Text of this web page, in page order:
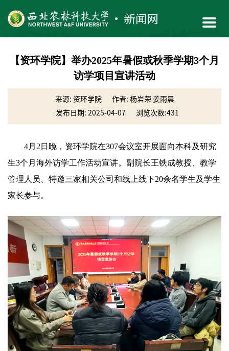
【资环学院】举办2025年暑假或秋季学期3个月
访学项目宣讲活动
来源: 资环学院
作者: 杨岩荣 姜雨晨
发布日期: 2025-04-07
浏览次数:431
4月2日晚，资环学院在307会议室开展面向本科及研究
生3个月海外访学工作活动宣讲。副院长王铁成教授、教学
管理人员、特邀三家相关公司和线上线下20余名学生及学生
家长参与。